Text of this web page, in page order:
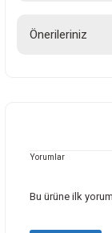
Önerileriniz
Ürün resmi
Ürün bilgilerinde
Yorumlar
Bu ürüne ilk